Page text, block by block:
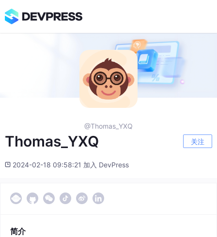
@Thomas_YXQ
Thomas_YXQ 关注
2024-02-18 09:58:21 加入 DevPress
简介